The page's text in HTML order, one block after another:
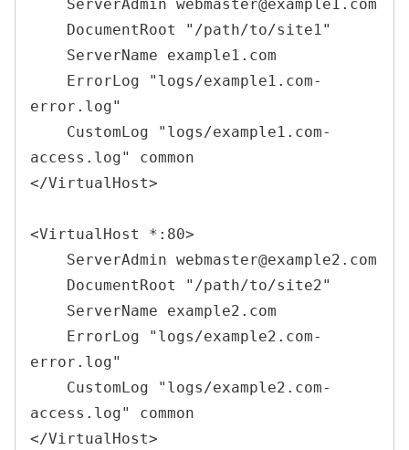
error.log"
access.log" common
</VirtualHost>
<VirtualHost *:80>
error.log"
access.log" common
</VirtualHost>